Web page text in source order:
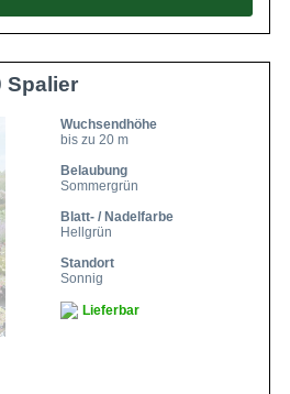
Spalier
Wuchsendhöhe
bis zu 20 m
Belaubung
Sommergrün
Blatt- / Nadelfarbe
Hellgrün
Standort
Sonnig
Lieferbar